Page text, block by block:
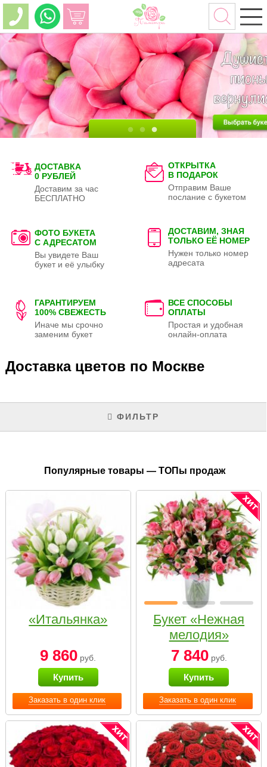
ДОСТАВКА
0 РУБЛЕЙ
Доставим за час
БЕСПЛАТНО
ОТКРЫТКА
В ПОДАРОК
Отправим Ваше
послание с букетом
ФОТО БУКЕТА
С АДРЕСАТОМ
Вы увидете Ваш
букет и её улыбку
ДОСТАВИМ, ЗНАЯ
ТОЛЬКО ЕЁ НОМЕР
Нужен только номер
адресата
ГАРАНТИРУЕМ
100% СВЕЖЕСТЬ
Иначе мы срочно
заменим букет
ВСЕ СПОСОБЫ
ОПЛАТЫ
Простая и удобная
онлайн-оплата
Доставка цветов по Москве
ФИЛЬТР
Популярные товары — ТОПы продаж
Заказать в один клик
«Итальянка»
9 860 руб.
Купить
Заказать в один клик
Букет «Нежная
мелодия»
7 840руб.
Купить